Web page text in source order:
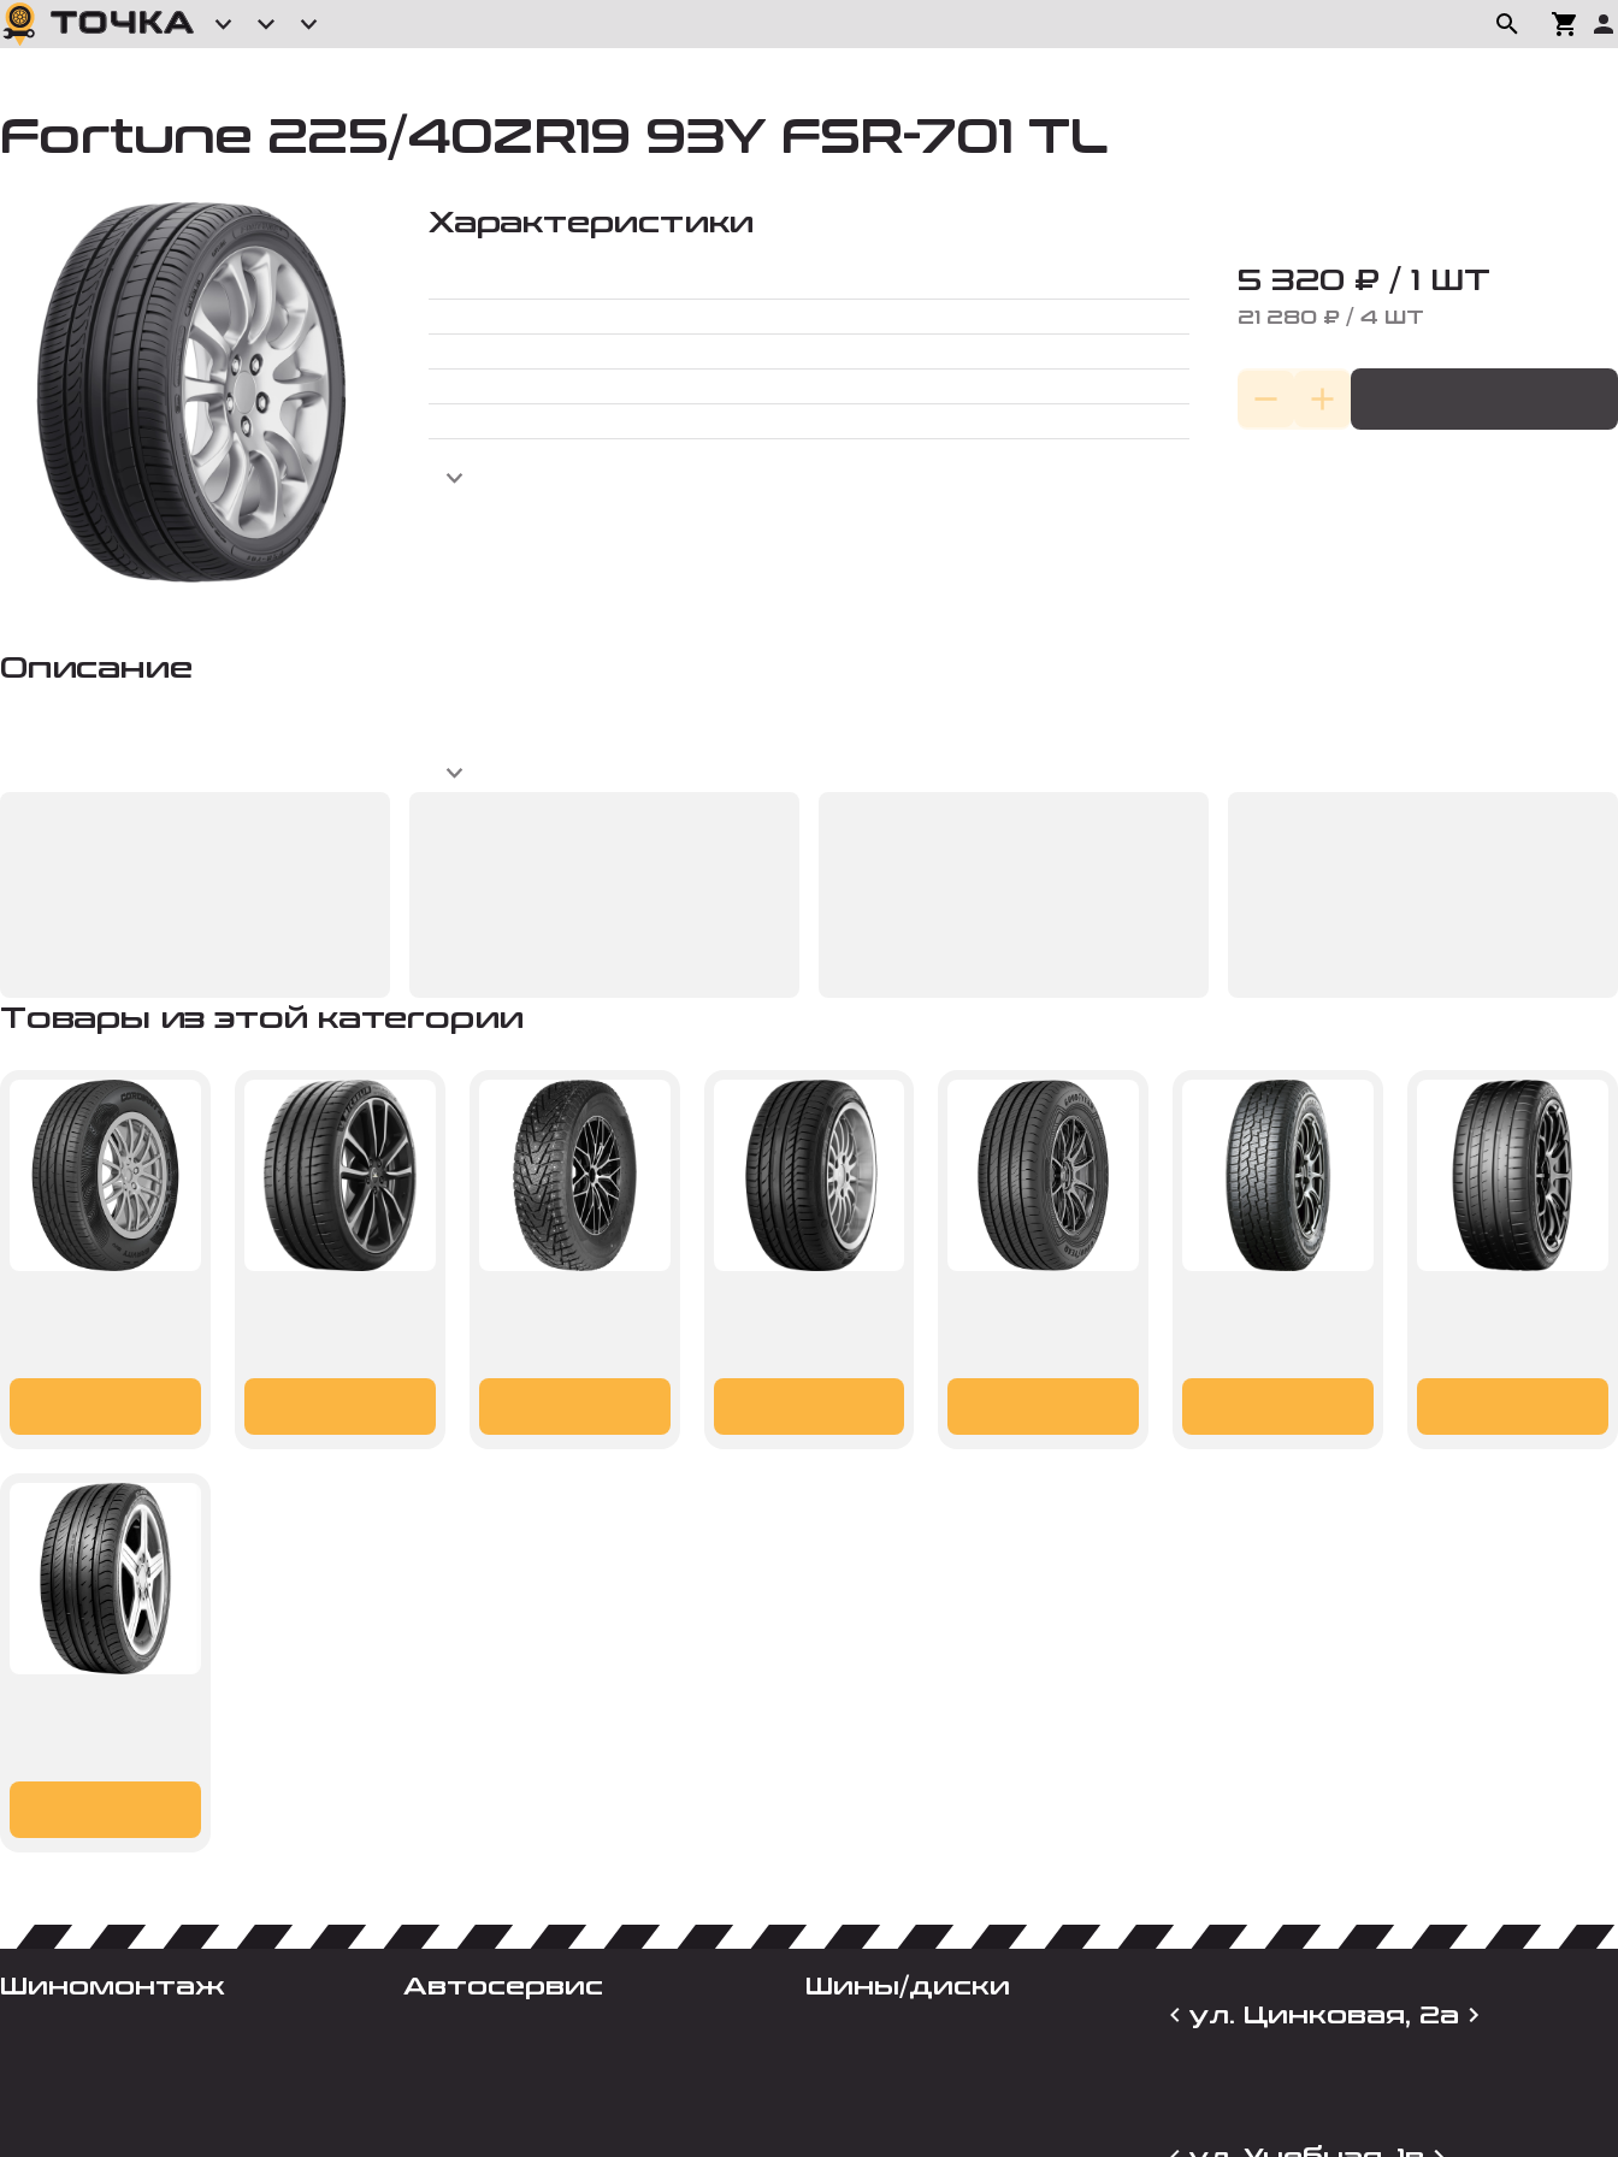
Fortune 225/40ZR19 93Y FSR-701 TL
Характеристики
5 320 ₽ / 1 ШТ
21 280 ₽ / 4 ШТ
Описание
Товары из этой категории
Шиномонтаж Автосервис
Шины/диски
ул. Цинковая, 2а